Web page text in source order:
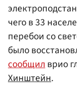
чего в 33
перебои со
было
сообщилврио
Хинштейн.